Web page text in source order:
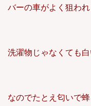
バーの車がよく狙われ
洗濯物じゃなくても
なのでたとえ匂いで